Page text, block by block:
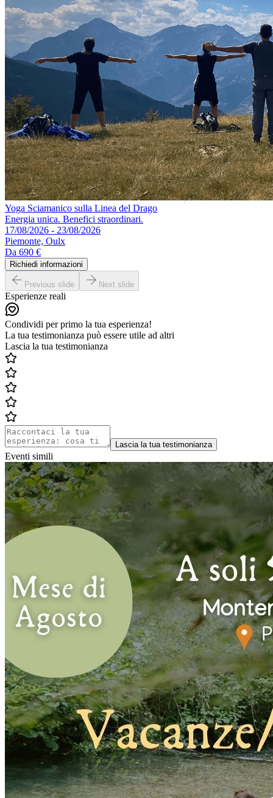
Yoga Sciamanico sulla Linea del Drago
Energia unica. Benefici straordinari.
17/08/2026 - 23/08/2026
Piemonte, Oulx
Da 690 €
Richiedi informazioni
Previous slide Next slide
Esperienze reali
Condividi per primo la tua esperienza!
La tua testimonianza può essere utile ad altri
Lascia la tua testimonianza
Lascia la tua testimonianza
Eventi simili